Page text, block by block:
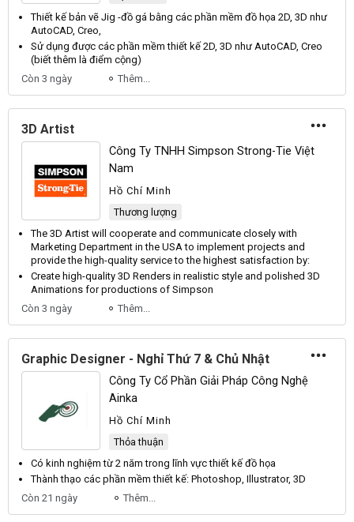
Thiết kế bản vẽ Jig -đồ gá bằng các phần mềm đồ họa 2D, 3D như
AutoCAD, Creo,
Sử dụng được các phần mềmthiết kế 2D, 3D như AutoCAD, Creo
(biết thêm là điểm cộng)
Còn 3 ngày
Thêm...
3D Artist
Công Ty TNHH Simpson Strong-Tie Việt
Nam
Hồ Chí Minh
Thương lượng
The 3D Artist will cooperate and communicate closely with
Marketing Department in the USA to implement projects and
provide the high-quality service to the highest satisfaction by:
Create high-quality 3D Renders in realistic style and polished 3D
Animations for productions of Simpson
Còn 3 ngày
Thêm...
Graphic Designer - Nghỉ Thứ 7 & Chủ Nhật
Công Ty Cổ Phần Giải Pháp Công Nghệ
Ainka
Hồ Chí Minh
Thỏa thuận
Có kinh nghiệm từ 2 năm trong lĩnh vựcthiết kế đồ họa
Thành thạo các phần mềmthiết kế: Photoshop, Illustrator, 3D
Còn 21 ngày
Thêm...